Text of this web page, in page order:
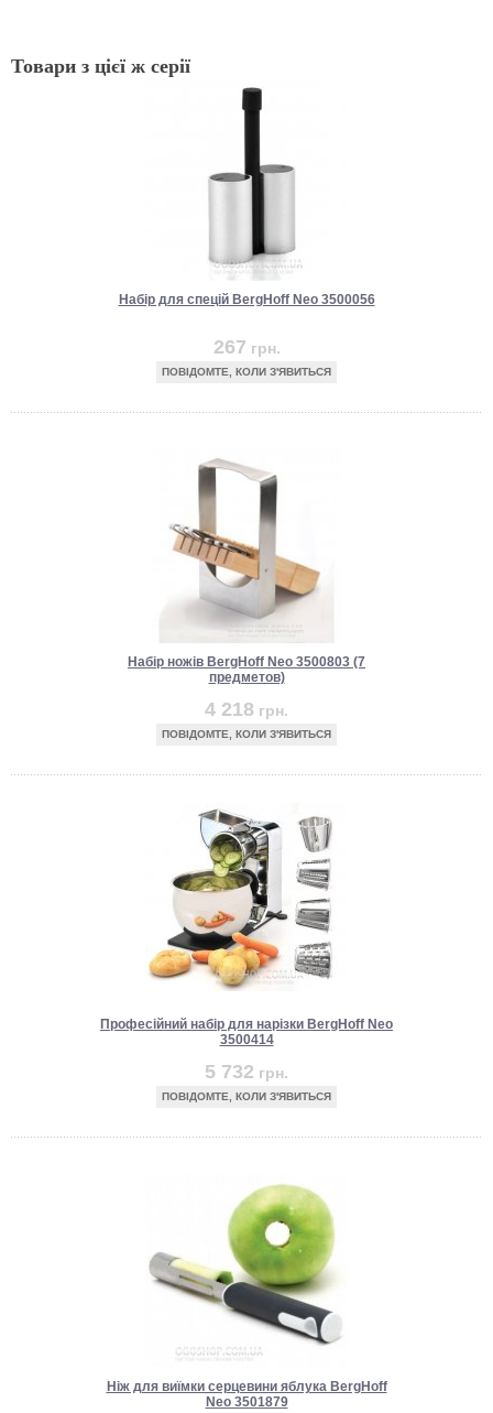
Товари з цієї ж серії
Набір для спецій BergHoff Neo 3500056
267 грн.
ПОВІДОМТЕ, КОЛИ З'ЯВИТЬСЯ
Набір ножів BergHoff Neo 3500803 (7
предметов)
4 218 грн.
ПОВІДОМТЕ, КОЛИ З'ЯВИТЬСЯ
Професійний набір для нарізки BergHoff Neo
3500414
5 732 грн.
ПОВІДОМТЕ, КОЛИ З'ЯВИТЬСЯ
Ніж для виїмки серцевини яблука BergHoff
Neo 3501879